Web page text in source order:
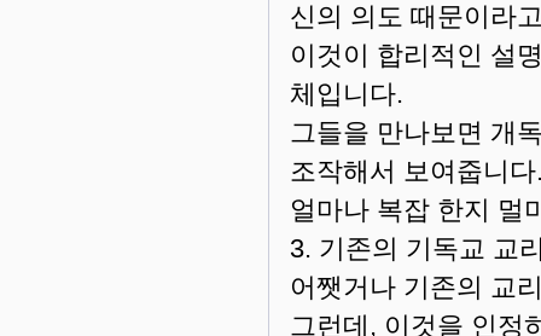
신의 의도 때문이라
이것이 합리적인 설
체입니다.
그들을 만나보면 개
조작해서 보여줍니
얼마나 복잡 한지 멀
3. 기존의 기독교 교
어쨋거나 기존의 교
그런데, 이것을 인정